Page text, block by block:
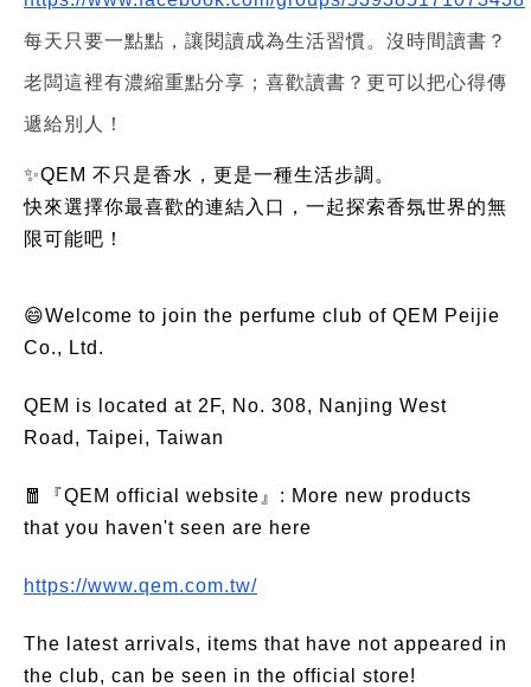
每天只要一點點，讓閱讀成為生活習慣。沒時間讀書？
老闆這裡有濃縮重點分享；喜歡讀書？更可以把心得傳
遞給別人！
✨QEM 不只是香水，更是一種生活步調。
快來選擇你最喜歡的連結入口，一起探索香氛世界的無
限可能吧！
😄Welcome to join the perfume club of QEM Peijie
Co., Ltd.
QEM is located at 2F, No. 308, Nanjing West
Road, Taipei, Taiwan
🧧『QEM official website』: More new products
that you haven't seen are here
https://www.qem.com.tw/
The latest arrivals, items that have not appeared in
the club, can be seen in the official store!